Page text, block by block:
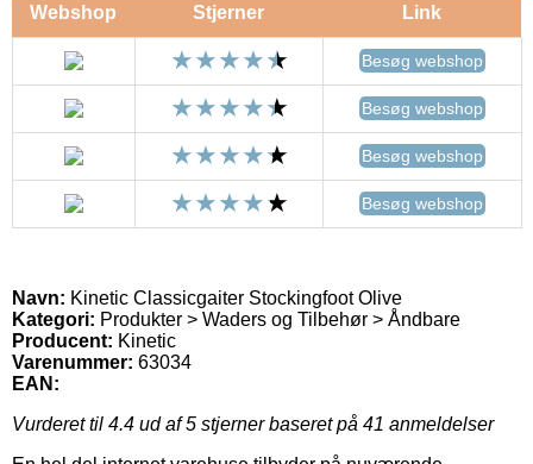
Webshop Stjerner Link
Besøg webshop
Besøg webshop
Besøg webshop
Besøg webshop
Navn: Kinetic Classicgaiter Stockingfoot Olive
Kategori: Produkter > Waders og Tilbehør > Åndbare
Producent: Kinetic
Varenummer: 63034
EAN:
Vurderet til 4.4 ud af 5 stjerner baseret på 41 anmeldelser